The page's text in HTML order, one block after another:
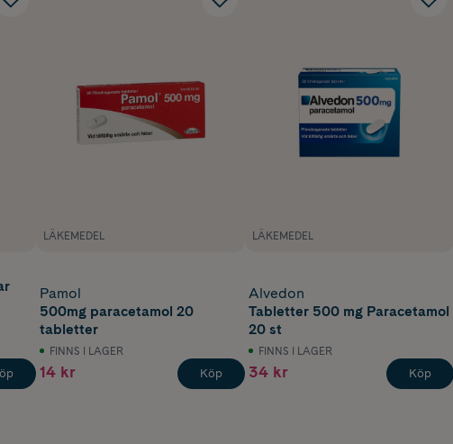
LÄKEMEDEL
Pamol
500mg paracetamol 20
tabletter
FINNS I LAGER
14 kr Köp
LÄKEMEDEL
Alvedon
Tabletter 500 mg Paracetamol
20 st
FINNS I LAGER
34 kr Köp